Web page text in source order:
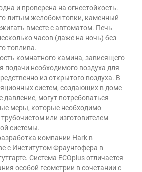
и проверена на огнестойкость.
литым желобом топки, каменный
вместе с автоматом. Печь
часов (даже на ночь) без
топлива.
комнатного камина, зависящего
подачи необходимого воздуха для
из открытого воздуха. В
систем, создающих в доме
давление, могут потребоваться
меры, которые необходимо
трубочистом или изготовителем
системы.
компании Hark в
с Институтом Фраунгофера в
Система ECOplus отличается
особой геометрии в сочетании с